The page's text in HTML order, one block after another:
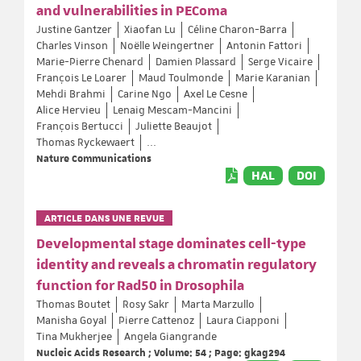
and vulnerabilities in PEComa
Justine Gantzer Xiaofan Lu
Céline Charon-Barra
Charles Vinson
Noëlle Weingertner
Antonin Fattori
Marie-Pierre Chenard
Damien Plassard
Serge Vicaire
François Le Loarer
Maud Toulmonde
Marie Karanian
Mehdi Brahmi
Carine Ngo
Axel Le Cesne
Alice Hervieu
Lenaig Mescam-Mancini
François Bertucci
Juliette Beaujot
Thomas Ryckewaert
...
Nature Communications
HAL DOI
ARTICLE DANS UNE REVUE
Developmental stage dominates cell-type
identity and reveals a chromatin regulatory
function for Rad50 in Drosophila
Thomas Boutet Rosy Sakr
Marta Marzullo
Manisha Goyal
Pierre Cattenoz
Laura Ciapponi
Tina Mukherjee
Angela Giangrande
Nucleic Acids Research ; Volume: 54 ; Page: gkag294